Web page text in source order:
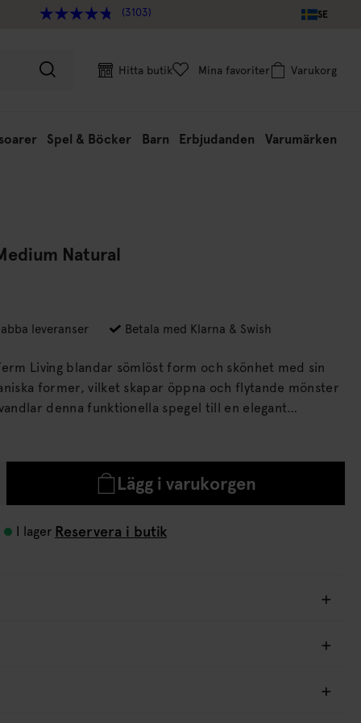
(3103) SE
Hitta butik Mina favoriter Varukorg
Spel & Böcker Barn Erbjudanden Varumärken
Natural
leveranser Betala med Klarna & Swish
Living blandar sömlöst form och skönhet med sin
former, vilket skapar öppna och flytande mönster
denna funktionella spegel till en elegant
Lägg i varukorgen
I lager Reservera i butik